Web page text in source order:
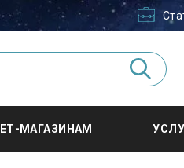
МАГАЗИНАМ